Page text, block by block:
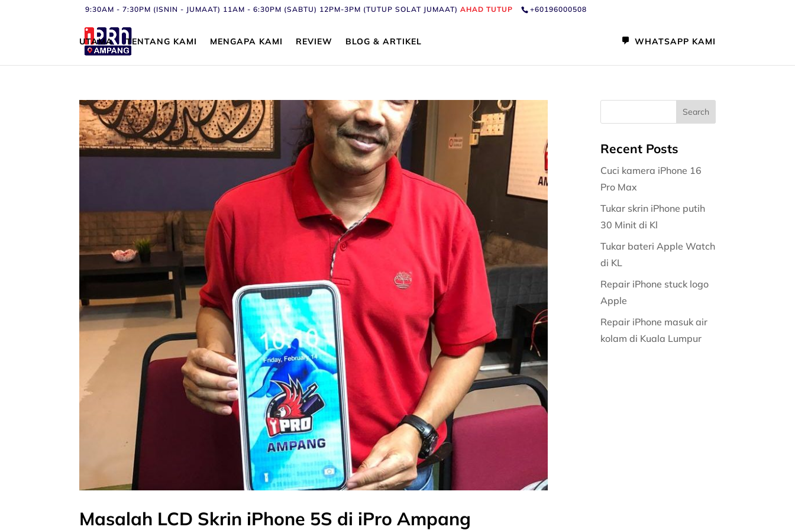
9:30AM - 7:30PM (ISNIN - JUMAAT) 11AM - 6:30PM (SABTU) 12PM-3PM (TUTUP SOLAT JUMAAT)AHAD TUTUP +60196000508
UTAMA TENTANG KAMI MENGAPA KAMI REVIEW BLOG & ARTIKEL WHATSAPP KAMI
Masalah LCD Skrin iPhone 5S di iPro Ampang
Recent Posts
Cuci kamera iPhone 16
Pro Max
Tukar skrin iPhone putih
30 Minit di Kl
Tukar bateri Apple Watch
di KL
Repair iPhone stuck logo
Apple
Repair iPhone masuk air
kolam di Kuala Lumpur